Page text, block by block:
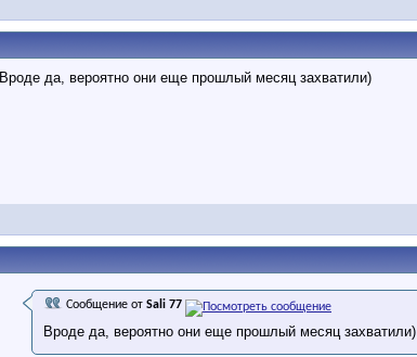
Вроде да, вероятно они еще прошлый месяц захватили)
Сообщение от Sali 77
Вроде да, вероятно они еще прошлый месяц захватили)